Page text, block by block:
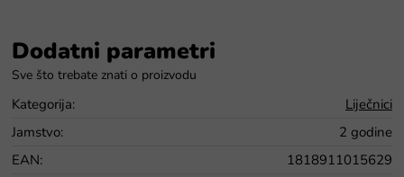
Dodatni parametri
Kategorija:
Liječnici
Jamstvo:
2 godine
EAN:
1818911015629